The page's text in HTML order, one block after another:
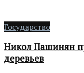
Государство
Никол Пашинян
деревьев